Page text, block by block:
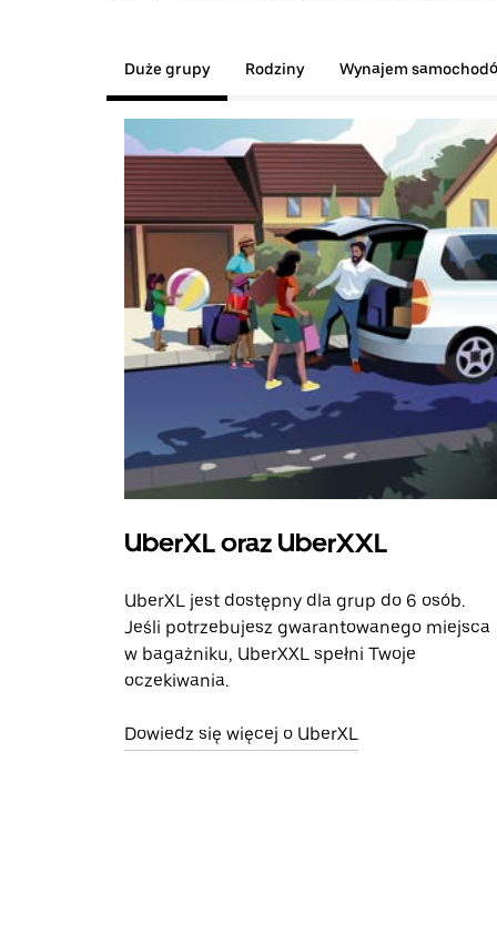
Duże grupy Rodziny Wynajem
UberXL oraz UberXXL
UberXL jest dostępny dla grup do 6 osób.
Jeśli potrzebujesz gwarantowanego miejsca
w bagażniku, UberXXL spełni Twoje
oczekiwania.
Dowiedz się więcej o UberXL